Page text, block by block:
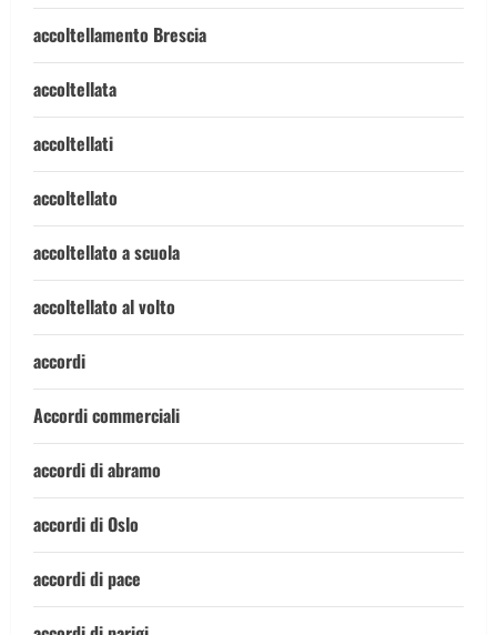
accoltellamento Brescia
accoltellata
accoltellati
accoltellato
accoltellato a scuola
accoltellato al volto
accordi
Accordi commerciali
accordi di abramo
accordi di Oslo
accordi di pace